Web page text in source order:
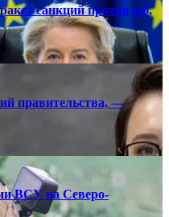
санкций против рф,
правительства, —
ВСУ на Северо-